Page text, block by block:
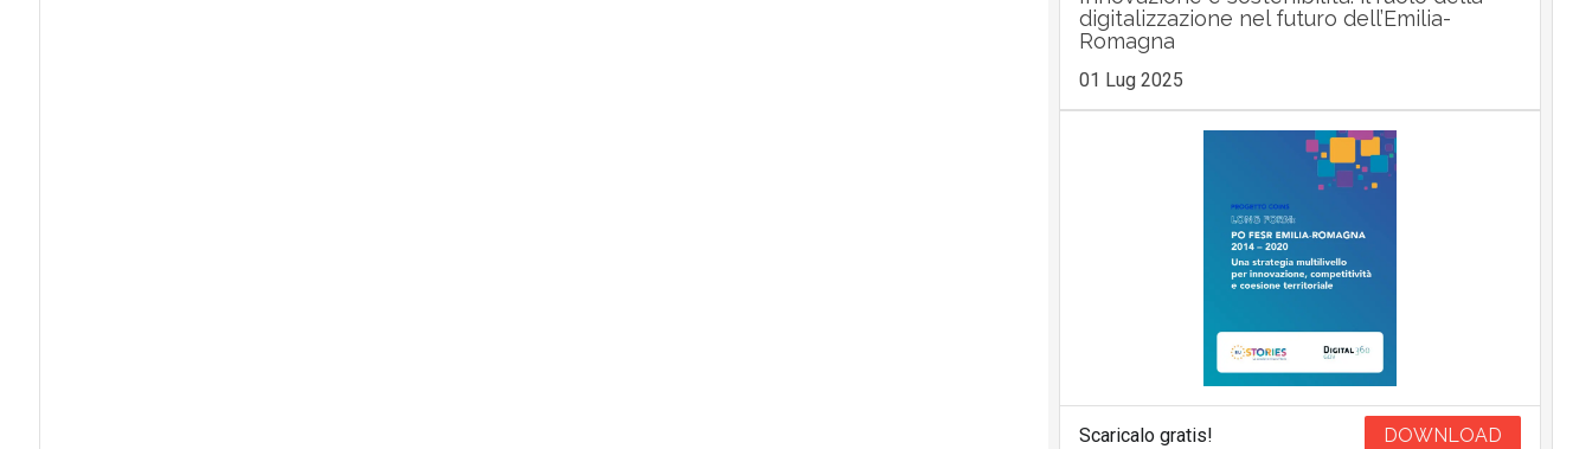
digitalizzazione nel futuro dell’Emilia-
Romagna
01 Lug 2025
Scaricalo gratis! DOWNLOAD